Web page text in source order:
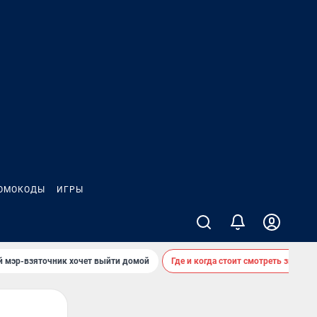
ИГРЫ
мэр-взяточник хочет выйти домой Где и когда стоит смотреть